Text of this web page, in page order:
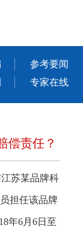
参考要闻
专家在线
偿责任？
苏某品牌科
担任该品牌
年6月6日至